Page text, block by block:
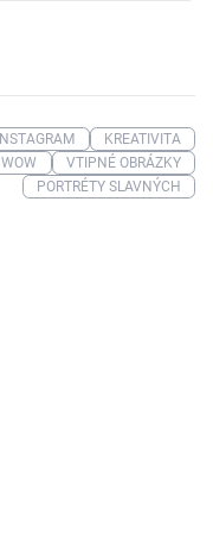
INSTAGRAM
KREATIVITA
WOW
VTIPNÉ OBRÁZKY
PORTRÉTY SLAVNÝCH